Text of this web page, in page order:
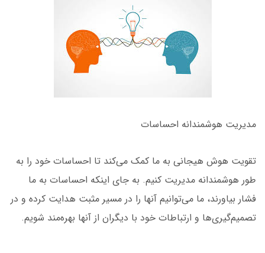
مدیریت هوشمندانه احساسات
تقویت هوش هیجانی به ما کمک می‌کند تا احساسات خود را به
طور هوشمندانه مدیریت کنیم. به جای اینکه احساسات به ما
فشار بیاورند، ما می‌توانیم آنها را در مسیر مثبت هدایت کرده و در
تصمیم‌گیری‌ها و ارتباطات خود با دیگران از آنها بهره‌مند شویم.